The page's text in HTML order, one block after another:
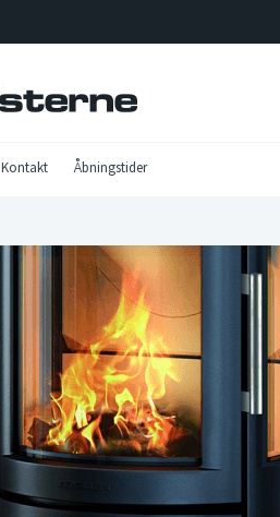
Kontakt Åbningstider